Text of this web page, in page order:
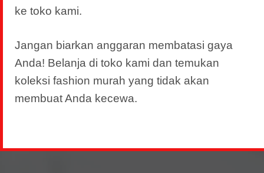
ke toko kami.
Jangan biarkan anggaran membatasi gaya
Anda! Belanja di toko kami dan temukan
koleksi fashion murah yang tidak akan
membuat Anda kecewa.